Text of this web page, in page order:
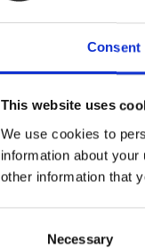
Consent
This website uses
We use cookies to
information about
other information that
Necessary